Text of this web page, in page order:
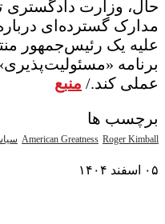
حال، وزارت
مدارک گسترده‌ای
علیه یک رئیس‌جمهور
برنامه
عملی کند./ منبع
برچسب ها
American Greatness Roger Kimball
۰۵ اسفند ۱۴۰۴